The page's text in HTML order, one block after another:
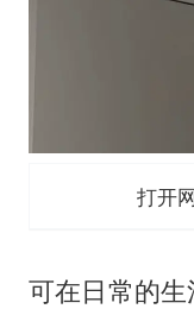
打开
可在日常的